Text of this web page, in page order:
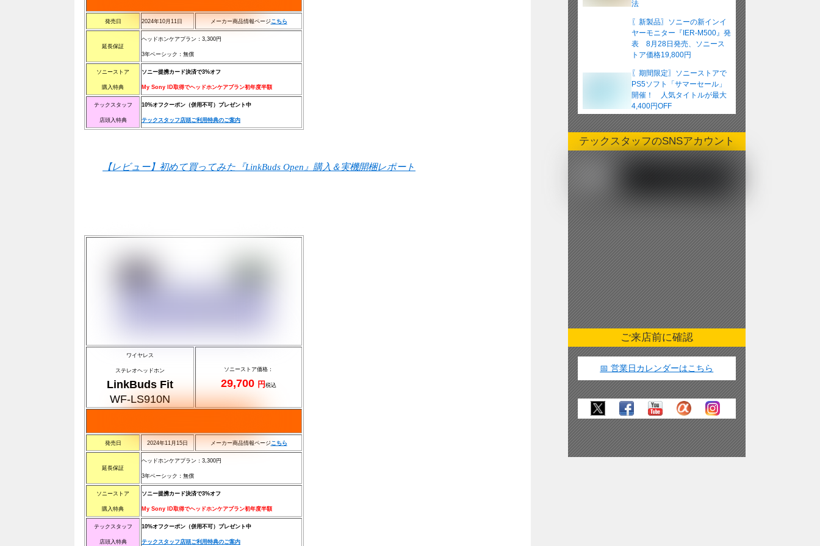
発売日 2024年10月11日 メーカー商品情報ページこちら
延長保証
ヘッドホンケアプラン：3,300円
3年ベーシック：無償
ソニーストア
購入特典
ソニー提携カード決済で3%オフ
My Sony ID取得でヘッドホンケアプラン初年度半額
テックスタッフ
店頭入特典
10%オフクーポン（併用不可）プレゼント中
テックスタッフ店頭ご利用特典のご案内
【レビュー】初めて買ってみた『LinkBuds Open』購入＆実機開梱レポート
ワイヤレス
ステレオヘッドホン
LinkBuds Fit
WF-LS910N
ソニーストア価格：
29,700 円 税込
発売日 2024年11月15日 メーカー商品情報ページこちら
延長保証
ヘッドホンケアプラン：3,300円
3年ベーシック：無償
ソニーストア
購入特典
ソニー提携カード決済で3%オフ
My Sony ID取得でヘッドホンケアプラン初年度半額
テックスタッフ
店頭入特典
10%オフクーポン（併用不可）プレゼント中
テックスタッフ店頭ご利用特典のご案内
法
〖新製品〗ソニーの新インイ
ヤーモニター『IER-M500』発
表 8月28日発売、ソニース
トア価格19,800円
〖期間限定〗ソニーストアで
PS5ソフト「サマーセール」
開催！ 人気タイトルが最大
4,400円OFF
テックスタッフのSNSアカウント
ご来店前に確認
📅 営業日カレンダーはこちら